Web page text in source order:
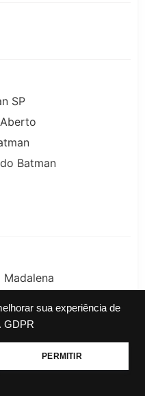
sua experiência de
GDPR
PERMITIR
SP
Batman
Beco do Batman
Calixto